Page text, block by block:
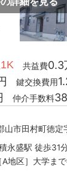
1K 共益費0.3
鍵交換費用
仲介手数料
山市田村町徳定
永盛駅 徒歩31
地区］大学まで